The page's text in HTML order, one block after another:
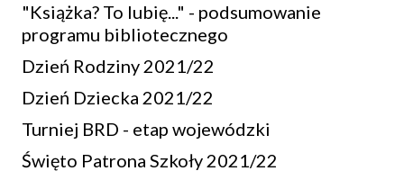
"Książka? To lubię..." - podsumowanie
programu bibliotecznego
Dzień Rodziny 2021/22
Dzień Dziecka 2021/22
Turniej BRD - etap wojewódzki
Święto Patrona Szkoły 2021/22